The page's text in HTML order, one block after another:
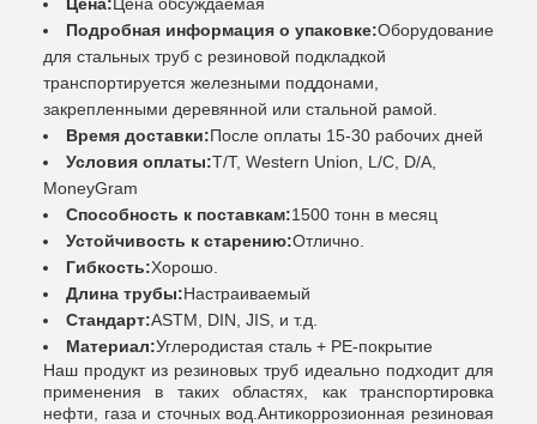
Подробная информация о упаковке:Оборудование
для стальных труб с резиновой подкладкой
транспортируется железными поддонами,
закрепленными деревянной или стальной рамой.
Время доставки:После оплаты 15-30 рабочих дней
Условия оплаты:T/T, Western Union, L/C, D/A,
MoneyGram
Способность к поставкам:1500 тонн в месяц
Устойчивость к старению:Отлично.
Гибкость:Хорошо.
Длина трубы:Настраиваемый
Стандарт:ASTM, DIN, JIS, и т.д.
Материал:Углеродистая сталь + PE-покрытие
Наш продукт из резиновых труб идеально подходит для
применения в таких областях, как транспортировка
нефти, газа и сточных вод.Антикоррозионная резиновая